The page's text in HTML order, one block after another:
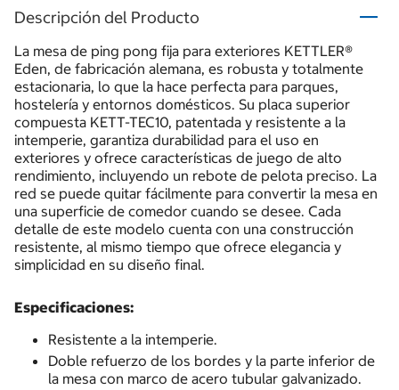
Descripción del Producto
La mesa de ping pong fija para exteriores KETTLER®
Eden, de fabricación alemana, es robusta y totalmente
estacionaria, lo que la hace perfecta para parques,
hostelería y entornos domésticos. Su placa superior
compuesta KETT-TEC10, patentada y resistente a la
intemperie, garantiza durabilidad para el uso en
exteriores y ofrece características de juego de alto
rendimiento, incluyendo un rebote de pelota preciso. La
red se puede quitar fácilmente para convertir la mesa en
una superficie de comedor cuando se desee. Cada
detalle de este modelo cuenta con una construcción
resistente, al mismo tiempo que ofrece elegancia y
simplicidad en su diseño final.
Especificaciones:
Resistente a la intemperie.
Doble refuerzo de los bordes y la parte inferior de
la mesa con marco de acero tubular galvanizado.